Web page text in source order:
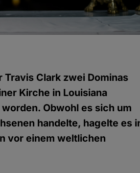
Clark zwei Dominas
Kirche in Louisiana
Obwohl es sich um
handelte, hagelte es
vor einem weltlichen